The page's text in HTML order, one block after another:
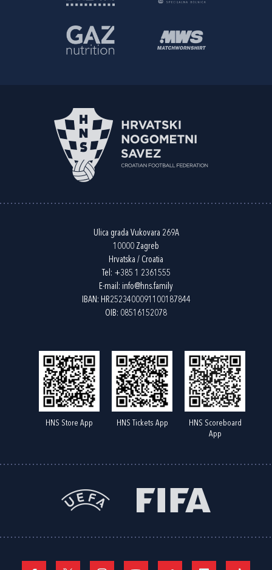
Ulica grada Vukovara 269A
10000 Zagreb
Hrvatska / Croatia
Tel: +385 1 2361555
E-mail: info@hns.family
IBAN: HR2523400091100187844
OIB: 08516152078
HNS Store App HNS Tickets App
HNS Scoreboard
App